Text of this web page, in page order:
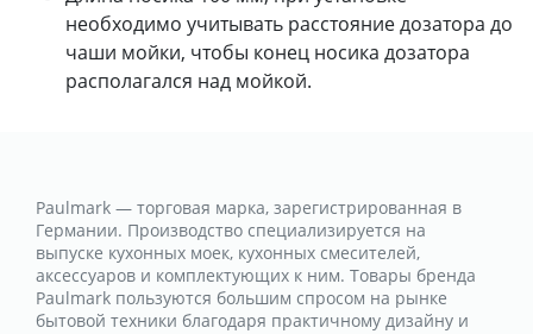
необходимо учитывать расстояние дозатора до
чаши мойки, чтобы конец носика дозатора
располагался над мойкой.
Paulmark — торговая марка, зарегистрированная в
Германии. Производство специализируется на
выпуске кухонных моек, кухонных смесителей,
аксессуаров и комплектующих к ним. Товары бренда
Paulmark пользуются большим спросом на рынке
бытовой техники благодаря практичному дизайну и